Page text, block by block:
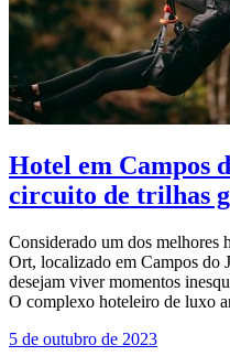
Hotel em Campos
circuito de trilhas
Considerado um dos melhores
Ort, localizado em Campos do
desejam viver momentos
O complexo hoteleiro de luxo
5 de outubro de 2023